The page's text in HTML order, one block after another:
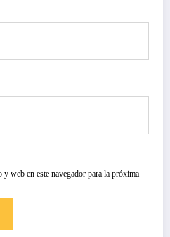
web en este navegador para la próxima